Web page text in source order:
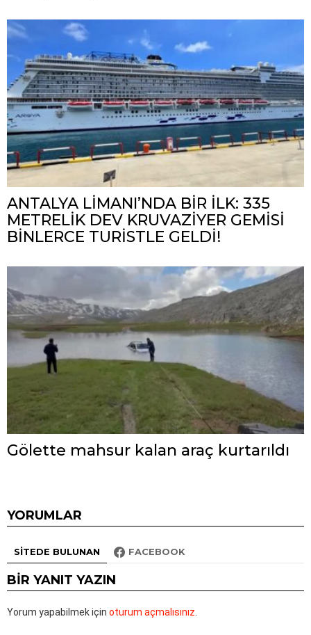
ANTALYA LİMANI’NDA BİR İLK: 335
METRELİK DEV KRUVAZİYER GEMİSİ
BİNLERCE TURİSTLE GELDİ!
Gölette mahsur kalan araç kurtarıldı
YORUMLAR
SITEDE BULUNAN FACEBOOK
BIR YANIT YAZIN
Yorum yapabilmek için oturum açmalısınız